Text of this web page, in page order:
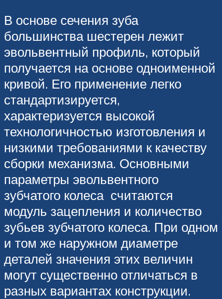
В основе сечения зуба
большинства шестерен лежит
эвольвентный профиль, который
получается на основе одноименной
кривой. Его применение легко
стандартизируется,
характеризуется высокой
технологичностью изготовления и
низкими требованиями к качеству
сборки механизма. Основными
параметры эвольвентного
зубчатого колеса считаются
модуль зацепления и количество
зубьев зубчатого колеса. При одном
и том же наружном диаметре
деталей значения этих величин
могут существенно отличаться в
разных вариантах конструкции.